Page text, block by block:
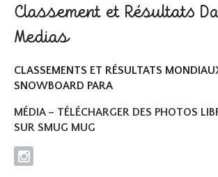
Classement et Résultats
Medias
CLASSEMENTS ET RÉSULTATS
SNOWBOARD PARA
MÉDIA – TÉLÉCHARGER DES PHOTOS
SUR SMUG MUG
I